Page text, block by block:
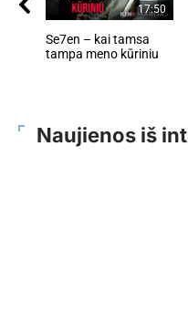
17:50
Se7en – kai tamsa
tampa meno kūriniu
Naujienos iš